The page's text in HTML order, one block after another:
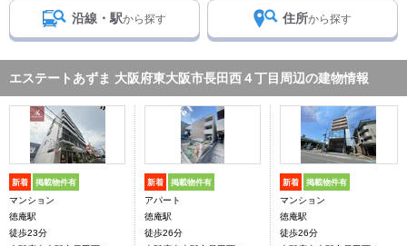
沿線・駅から探す 住所から探す
エステートあずま 大阪府東大阪市長田西４丁目周辺の建物情報
新着 掲載物件有
マンション
徳庵駅
徒歩23分
新着 掲載物件有
アパート
徳庵駅
徒歩26分
新着 掲載物件有
マンション
徳庵駅
徒歩26分